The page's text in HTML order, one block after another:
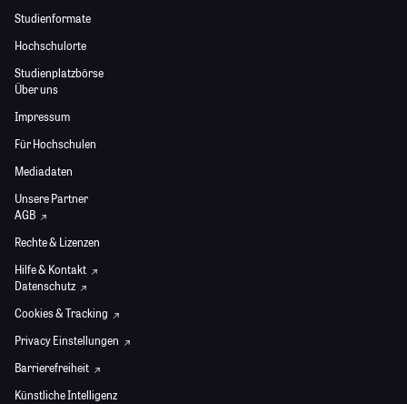
Studienformate
Hochschulorte
Studienplatzbörse
Über uns
Impressum
Für Hochschulen
Mediadaten
Unsere Partner
AGB
Rechte & Lizenzen
Hilfe & Kontakt
Datenschutz
Cookies & Tracking
Privacy Einstellungen
Barrierefreiheit
Künstliche Intelligenz